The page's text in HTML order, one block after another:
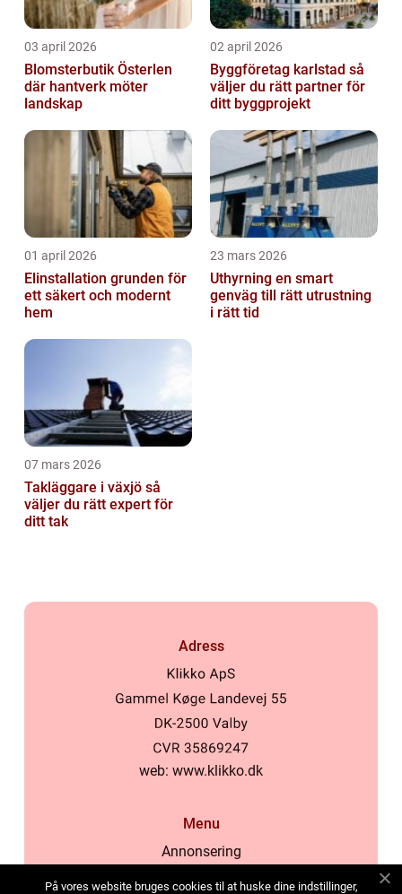
03 april 2026
Blomsterbutik Österlen
där hantverk möter
landskap
02 april 2026
Byggföretag karlstad så
väljer du rätt partner för
ditt byggprojekt
01 april 2026
Elinstallation grunden för
ett säkert och modernt
hem
23 mars 2026
Uthyrning en smart
genväg till rätt utrustning
i rätt tid
07 mars 2026
Takläggare i växjö så
väljer du rätt expert för
ditt tak
Adress
web: www.klikko.dk
Menu
Annonsering
På vores website bruges cookies til at huske dine indstillinger,